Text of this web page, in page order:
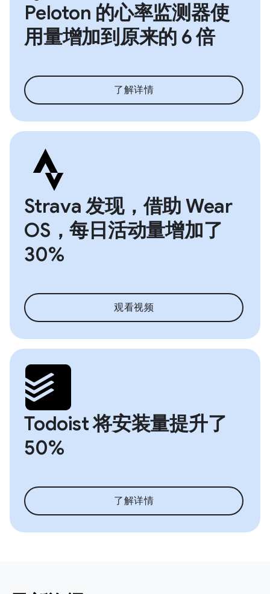
Peloton 的心率监测器使
用量增加到原来的 6 倍
了解详情
Strava 发现，借助 Wear
OS，每日活动量增加了
30%
观看视频
Todoist 将安装量提升了
50%
了解详情